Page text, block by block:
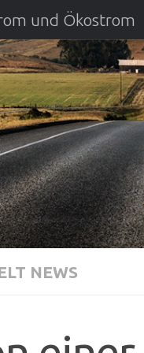
und Ökostrom
DSL
NEWS